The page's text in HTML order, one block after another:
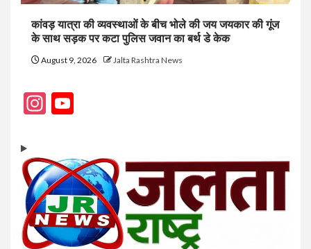
कांवड़ यात्रा की व्यवस्थाओं के बीच भोले की जय जयकार की गूंज
के साथ सड़क पर कटा पुलिस जवान का बर्थ डे केक
August 9, 2026 Jalta Rashtra News
Instagram